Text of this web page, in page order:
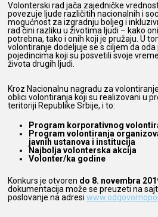
Volonterski rad jača zajedničke
povezuje ljude različitih nacionalnih i
mogućnost za izgradnju boljeg i
rad čini razliku u životima ljudi – kako
potrebna, tako i onih koji je pružaju. U
volontiranje dodeljuje se s ciljem da
pojedincima koji su posvetili svoje
života drugih ljudi.
Kroz Nacionalnu nagradu za
oblici volontiranja koji su realizovani u
teritoriji Republike Srbije, i to:
Program korporativnog
Program volontiranja
javnih ustanova i institucija
Najbolja volonterska akcija
Volonter/ka godine
Konkurs je otvoren do 8. novembra
dokumentacija može se preuzeti na
poslovanje na adresi